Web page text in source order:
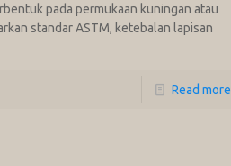
pada permukaan kuningan atau
standar ASTM, ketebalan lapisan
Read more